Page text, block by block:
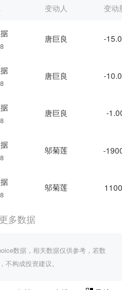
变动人 变动
唐巨良 -
唐巨良 -
唐巨良 -
邬菊莲 -
邬菊莲
多数据
数据，相关数据仅供参考，若数
构成投资建议。